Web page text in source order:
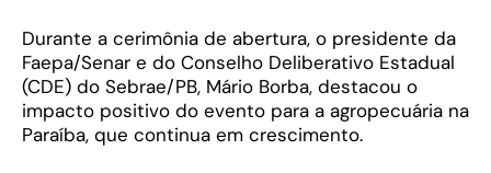
Durante a cerimônia de abertura, o presidente da
Faepa/Senar e do Conselho Deliberativo Estadual
(CDE) do Sebrae/PB, Mário Borba, destacou o
impacto positivo do evento para a agropecuária na
Paraíba, que continua em crescimento.